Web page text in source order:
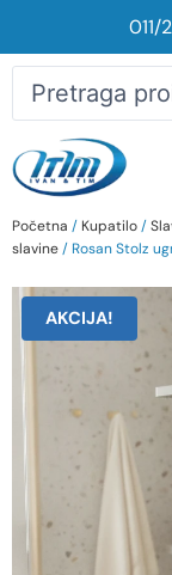
Početna / Kupatilo/
slavine/ Rosan Stolz
AKCIJA!